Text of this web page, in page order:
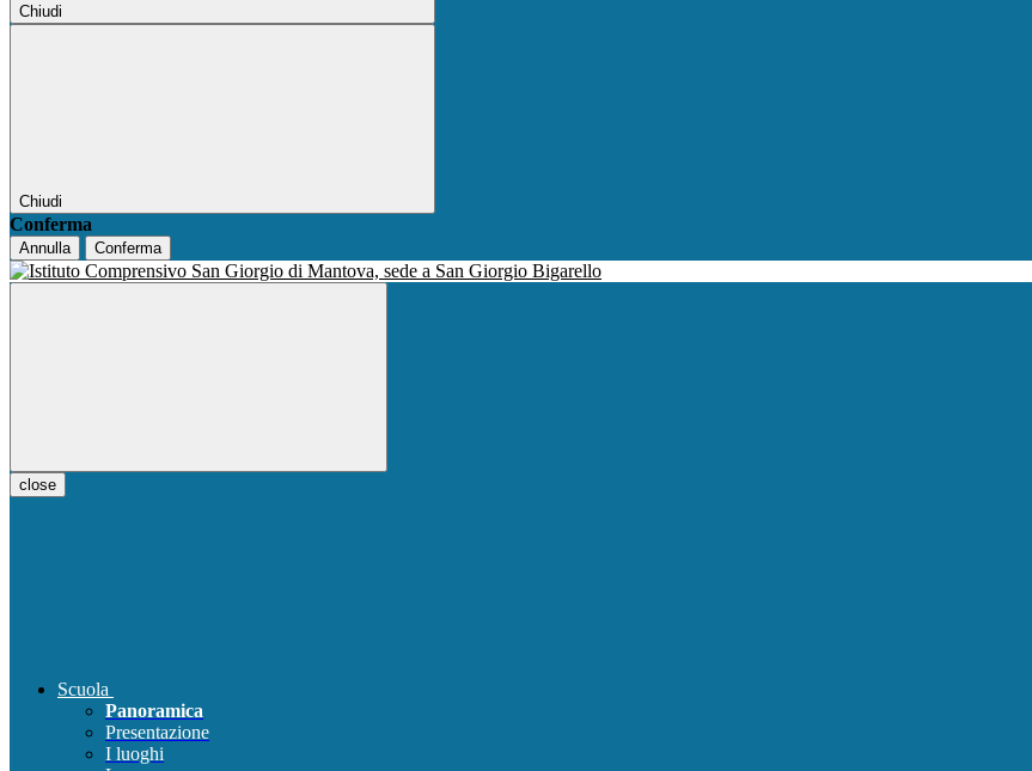
Chiudi
Chiudi
Conferma
Annulla Conferma
close
Scuola
Panoramica
Presentazione
I luoghi